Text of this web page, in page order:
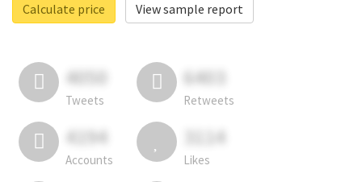
Calculate price
View sample report
4050
Tweets
6403
Retweets
4194
Accounts
3114
Likes